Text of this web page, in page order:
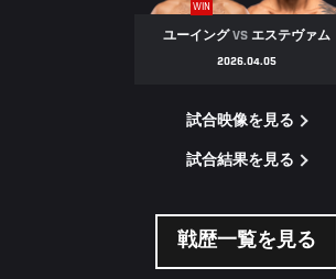
WIN
ユーイング VSエステヴァム
2026.04.05
試合映像を見る
試合結果を見る
戦歴一覧を見る